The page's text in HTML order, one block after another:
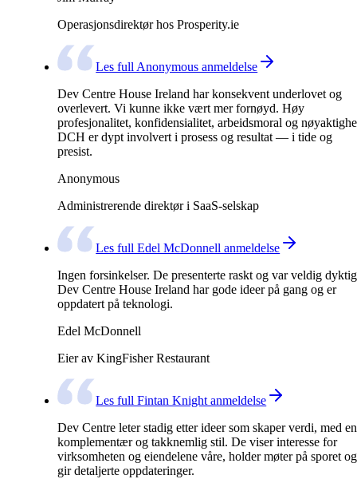
Operasjonsdirektør hos Prosperity.ie
Les full Anonymous anmeldelse
Dev Centre House Ireland har konsekvent underlovet og
overlevert. Vi kunne ikke vært mer fornøyd. Høy
profesjonalitet, konfidensialitet, arbeidsmoral og
DCH er dypt involvert i prosess og resultat — i tide og
presist.
Anonymous
Administrerende direktør i SaaS-selskap
Les full Edel McDonnell anmeldelse
Ingen forsinkelser. De presenterte raskt og var veldig
Dev Centre House Ireland har gode ideer på gang og er
oppdatert på teknologi.
Edel McDonnell
Eier av KingFisher Restaurant
Les full Fintan Knight anmeldelse
Dev Centre leter stadig etter ideer som skaper verdi, med en
komplementær og takknemlig stil. De viser interesse for
virksomheten og eiendelene våre, holder møter på sporet og
gir detaljerte oppdateringer.